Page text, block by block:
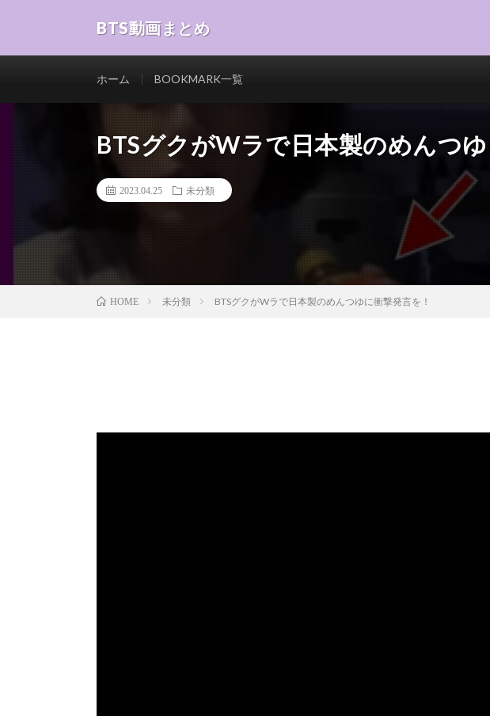
BTS動画まとめ
ホーム BOOKMARK一覧
BTSグクがWラで日本製のめんつゆ
2023.04.25 未分類
HOME 未分類 BTSグクがWラで日本製のめんつゆに衝撃発言を！